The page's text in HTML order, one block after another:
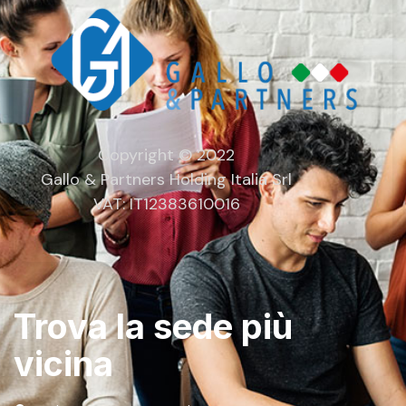
Copyright © 2022
Gallo & Partners Holding Italia Srl
VAT: IT12383610016
Trova la sede più
vicina